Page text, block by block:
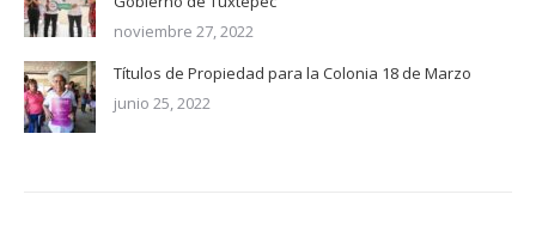
noviembre 27, 2022
Títulos de Propiedad para la Colonia 18 de Marzo
junio 25, 2022